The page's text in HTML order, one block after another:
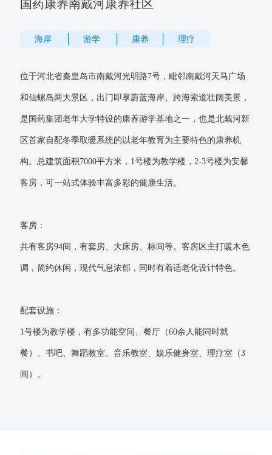
国药康养南戴河康养社区
海岸 游学 康养 理疗
位于河北省秦皇岛市南戴河光明路7号，毗邻南戴河天马广场
和仙螺岛两大景区，出门即享蔚蓝海岸、跨海索道壮阔美景，
是国药集团老年大学特设的康养游学基地之一，也是北戴河新
区首家自配冬季取暖系统的以老年教育为主要特色的康养机
构。总建筑面积7000平方米，1号楼为教学楼，2-3号楼为安馨
客房，可一站式体验丰富多彩的健康生活。
客房：
共有客房94间，有套房、大床房、标间等。客房区主打暖木色
调，简约休闲，现代气息浓郁，同时有着适老化设计特色。
配套设施：
1号楼为教学楼，有多功能空间、餐厅（60余人能同时就
餐）、书吧、舞蹈教室、音乐教室、娱乐健身室、理疗室（3
间）。